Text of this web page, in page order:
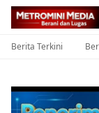
Berita Terkini